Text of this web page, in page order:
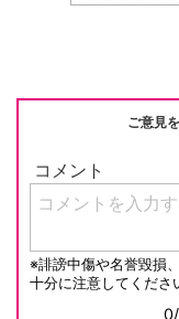
ご意見